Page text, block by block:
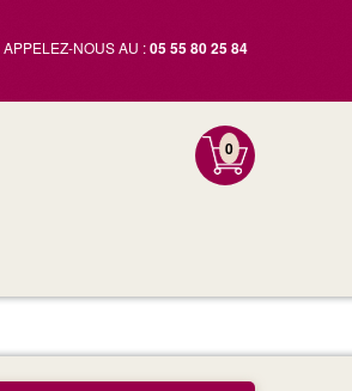
APPELEZ-NOUS AU :05 55 80 25 84
0